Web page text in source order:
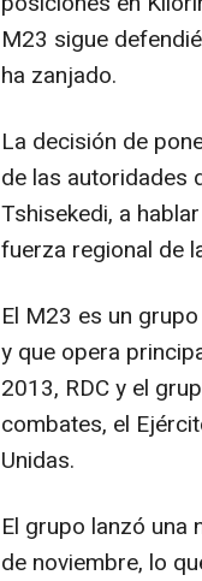
M23 sigue
ha zanjado.
La decisión de
de las autoridades
Tshisekedi, a
fuerza regional de
El M23 es un
y que opera
2013, RDC y el
combates, el
Unidas.
El grupo lanzó una
de noviembre, lo